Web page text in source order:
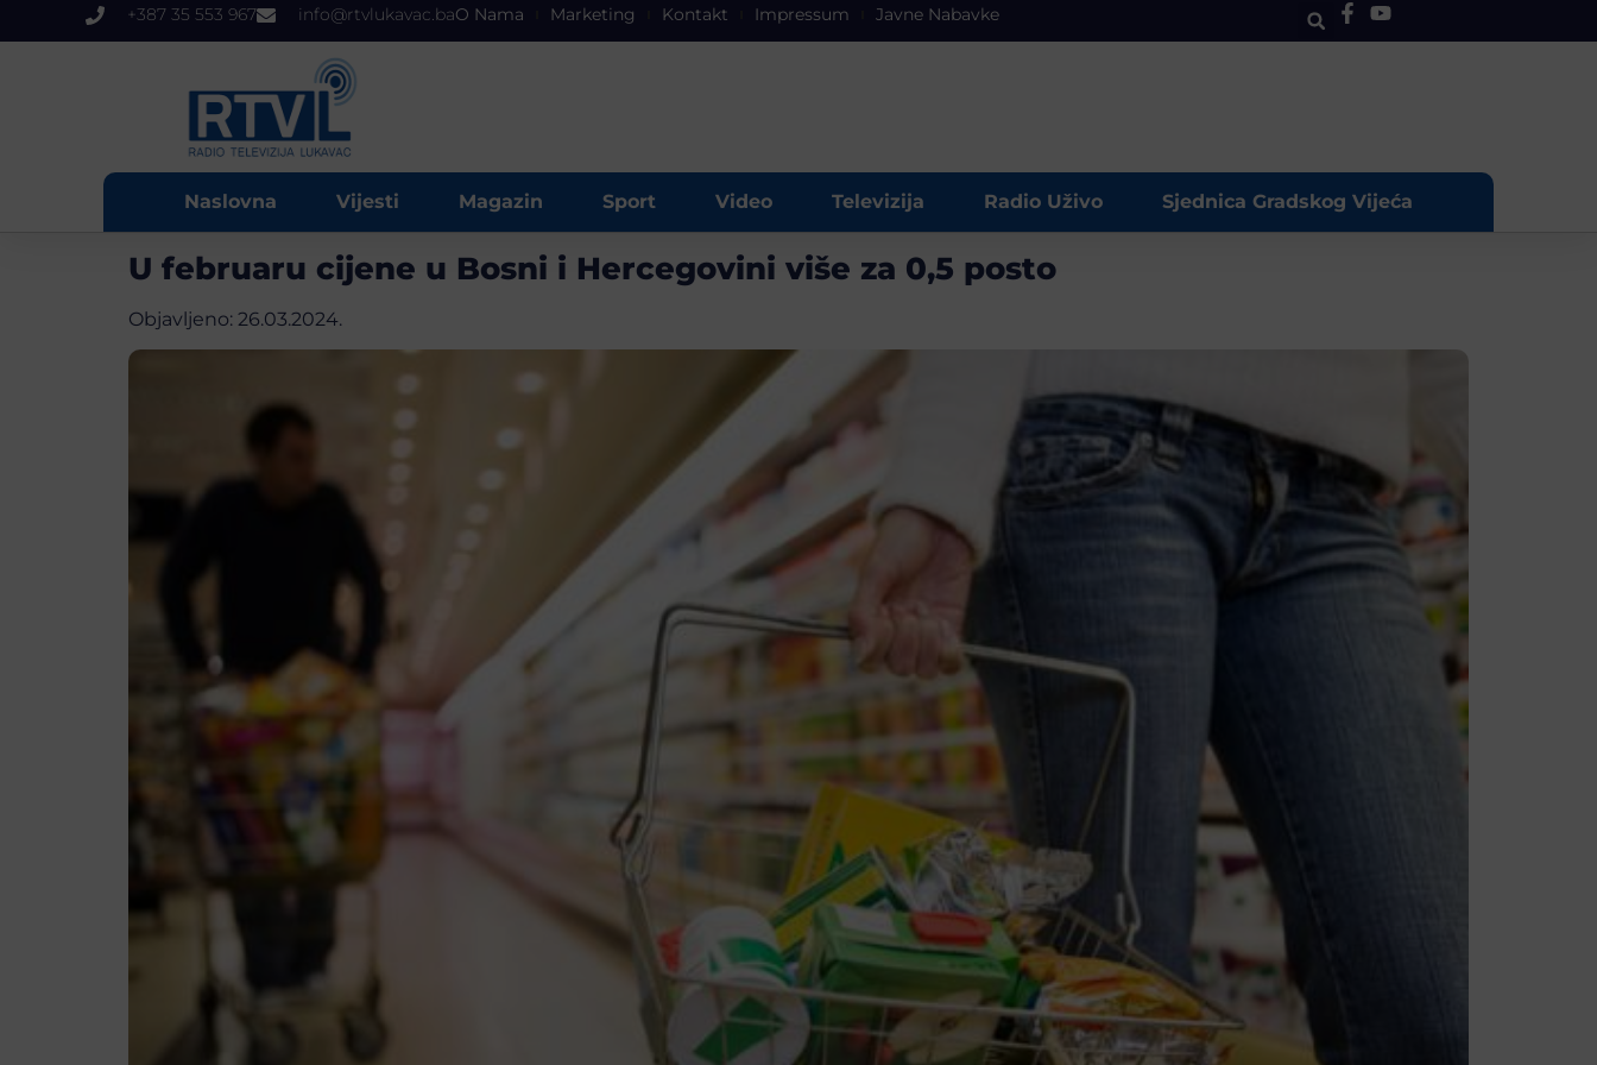
+387 35 553 967 info@rtvlukavac.baO Nama Marketing Kontakt Impressum Javne Nabavke
Naslovna Vijesti Magazin Sport Video Televizija Radio Uživo Sjednica Gradskog Vijeća
U februaru cijene u Bosni i Hercegovini više za 0,5 posto
Objavljeno: 26.03.2024.